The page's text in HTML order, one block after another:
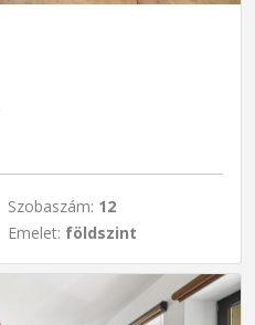
Szobaszám: 12
Emelet: földszint